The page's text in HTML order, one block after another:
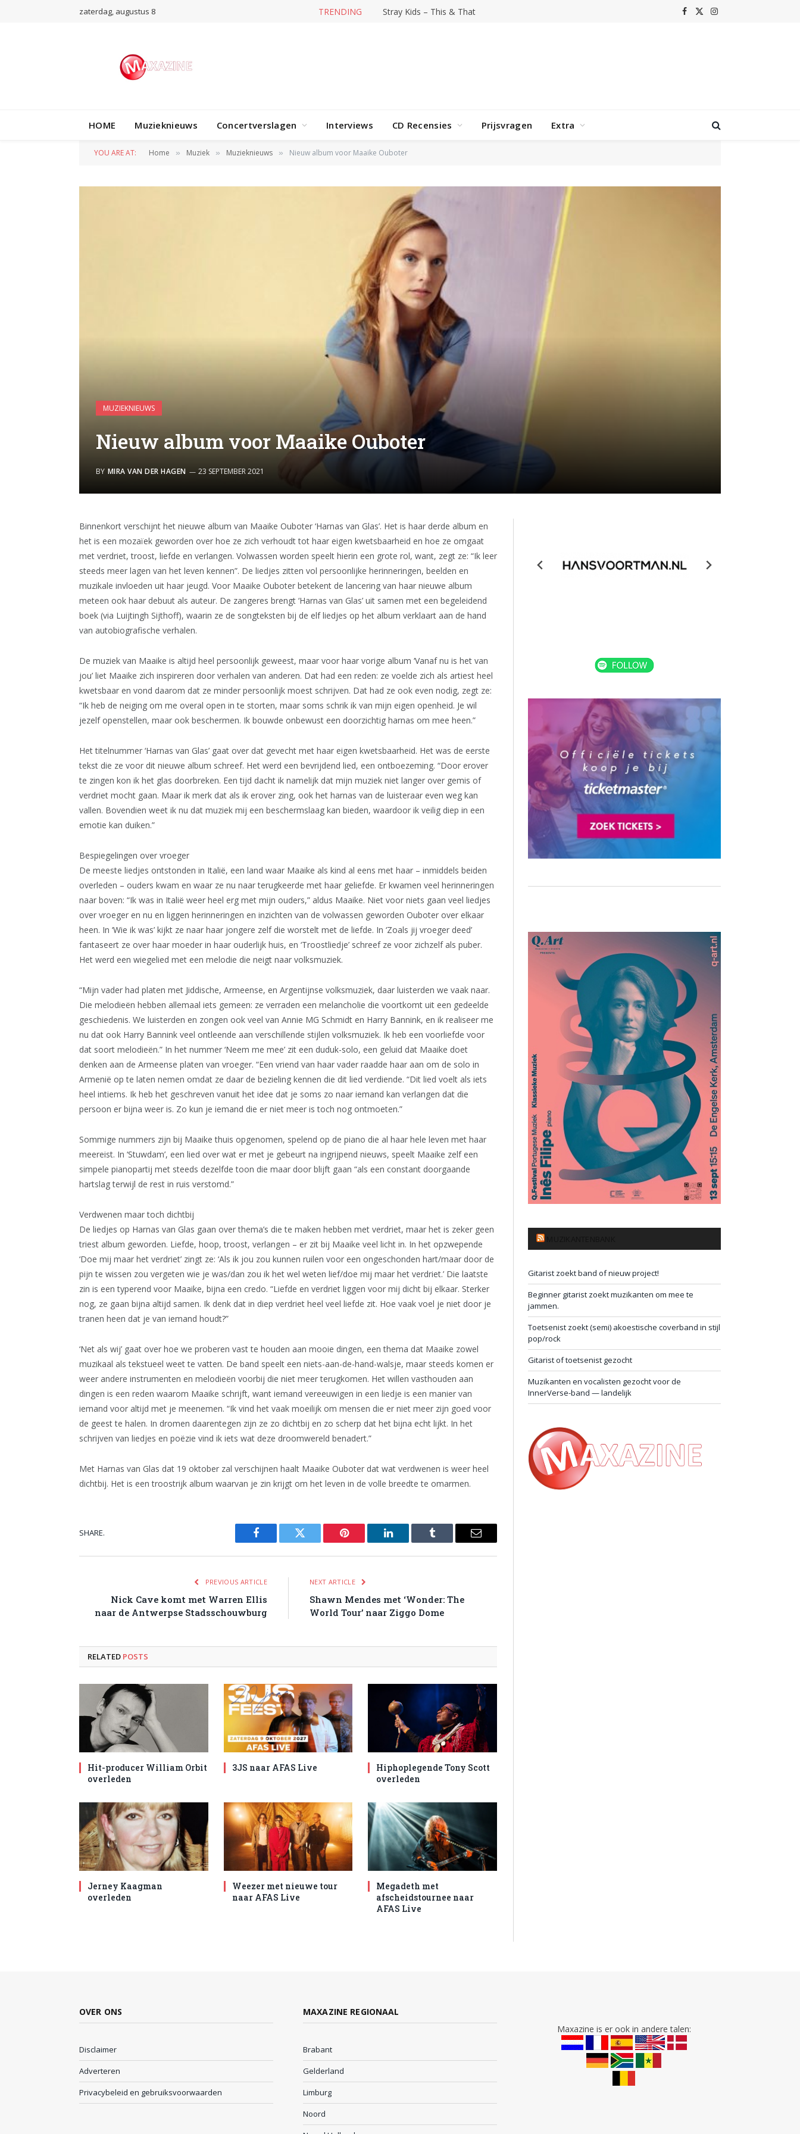
zaterdag, augustus 8 TRENDING Stray Kids – This & That Facebook
X
Instagram
HOME Muzieknieuws Concertverslagen Interviews CD Recensies Prijsvragen Extra
YOU ARE AT: Home » Muziek » Muzieknieuws » Nieuw album voor Maaike Ouboter
MUZIEKNIEUWS
Nieuw album voor Maaike Ouboter
BY MIRA VAN DER HAGEN 23 SEPTEMBER 2021
Binnenkort verschijnt het nieuwe album van Maaike Ouboter ‘Harnas van Glas’. Het is haar derde album en
het is een mozaïek geworden over hoe ze zich verhoudt tot haar eigen kwetsbaarheid en hoe ze omgaat
met verdriet, troost, liefde en verlangen. Volwassen worden speelt hierin een grote rol, want, zegt ze: “Ik leer
steeds meer lagen van het leven kennen”. De liedjes zitten vol persoonlijke herinneringen, beelden en
muzikale invloeden uit haar jeugd. Voor Maaike Ouboter betekent de lancering van haar nieuwe album
meteen ook haar debuut als auteur. De zangeres brengt ‘Harnas van Glas’ uit samen met een begeleidend
boek (via Luijtingh Sijthoff), waarin ze de songteksten bij de elf liedjes op het album verklaart aan de hand
van autobiografische verhalen.
De muziek van Maaike is altijd heel persoonlijk geweest, maar voor haar vorige album ‘Vanaf nu is het van
jou’ liet Maaike zich inspireren door verhalen van anderen. Dat had een reden: ze voelde zich als artiest heel
kwetsbaar en vond daarom dat ze minder persoonlijk moest schrijven. Dat had ze ook even nodig, zegt ze:
“Ik heb de neiging om me overal open in te storten, maar soms schrik ik van mijn eigen openheid. Je wil
jezelf openstellen, maar ook beschermen. Ik bouwde onbewust een doorzichtig harnas om mee heen.”
Het titelnummer ‘Harnas van Glas’ gaat over dat gevecht met haar eigen kwetsbaarheid. Het was de eerste
tekst die ze voor dit nieuwe album schreef. Het werd een bevrijdend lied, een ontboezeming. “Door erover
te zingen kon ik het glas doorbreken. Een tijd dacht ik namelijk dat mijn muziek niet langer over gemis of
verdriet mocht gaan. Maar ik merk dat als ik erover zing, ook het harnas van de luisteraar even weg kan
vallen. Bovendien weet ik nu dat muziek mij een beschermslaag kan bieden, waardoor ik veilig diep in een
emotie kan duiken.”
Bespiegelingen over vroeger
De meeste liedjes ontstonden in Italië, een land waar Maaike als kind al eens met haar – inmiddels beiden
overleden – ouders kwam en waar ze nu naar terugkeerde met haar geliefde. Er kwamen veel herinneringen
naar boven: “Ik was in Italië weer heel erg met mijn ouders,” aldus Maaike. Niet voor niets gaan veel liedjes
over vroeger en nu en liggen herinneringen en inzichten van de volwassen geworden Ouboter over elkaar
heen. In ‘Wie ik was’ kijkt ze naar haar jongere zelf die worstelt met de liefde. In ‘Zoals jij vroeger deed’
fantaseert ze over haar moeder in haar ouderlijk huis, en ‘Troostliedje’ schreef ze voor zichzelf als puber.
Het werd een wiegelied met een melodie die neigt naar volksmuziek.
“Mijn vader had platen met Jiddische, Armeense, en Argentijnse volksmuziek, daar luisterden we vaak naar.
Die melodieën hebben allemaal iets gemeen: ze verraden een melancholie die voortkomt uit een gedeelde
geschiedenis. We luisterden en zongen ook veel van Annie MG Schmidt en Harry Bannink, en ik realiseer me
nu dat ook Harry Bannink veel ontleende aan verschillende stijlen volksmuziek. Ik heb een voorliefde voor
dat soort melodieën.” In het nummer ‘Neem me mee’ zit een duduk-solo, een geluid dat Maaike doet
denken aan de Armeense platen van vroeger. “Een vriend van haar vader raadde haar aan om de solo in
Armenië op te laten nemen omdat ze daar de bezieling kennen die dit lied verdiende. “Dit lied voelt als iets
heel intiems. Ik heb het geschreven vanuit het idee dat je soms zo naar iemand kan verlangen dat die
persoon er bijna weer is. Zo kun je iemand die er niet meer is toch nog ontmoeten.”
Sommige nummers zijn bij Maaike thuis opgenomen, spelend op de piano die al haar hele leven met haar
meereist. In ‘Stuwdam’, een lied over wat er met je gebeurt na ingrijpend nieuws, speelt Maaike zelf een
simpele pianopartij met steeds dezelfde toon die maar door blijft gaan “als een constant doorgaande
hartslag terwijl de rest in ruis verstomd.”
Verdwenen maar toch dichtbij
De liedjes op Harnas van Glas gaan over thema’s die te maken hebben met verdriet, maar het is zeker geen
triest album geworden. Liefde, hoop, troost, verlangen – er zit bij Maaike veel licht in. In het opzwepende
‘Doe mij maar het verdriet’ zingt ze: ‘Als ik jou zou kunnen ruilen voor een ongeschonden hart/maar door de
pijn te wissen zou vergeten wie je was/dan zou ik het wel weten lief/doe mij maar het verdriet.’ Die laatste
zin is een typerend voor Maaike, bijna een credo. “Liefde en verdriet liggen voor mij dicht bij elkaar. Sterker
nog, ze gaan bijna altijd samen. Ik denk dat in diep verdriet heel veel liefde zit. Hoe vaak voel je niet door je
tranen heen dat je van iemand houdt?”
‘Net als wij’ gaat over hoe we proberen vast te houden aan mooie dingen, een thema dat Maaike zowel
muzikaal als tekstueel weet te vatten. De band speelt een niets-aan-de-hand-walsje, maar steeds komen er
weer andere instrumenten en melodieën voorbij die niet meer terugkomen. Het willen vasthouden aan
dingen is een reden waarom Maaike schrijft, want iemand vereeuwigen in een liedje is een manier van
iemand voor altijd met je meenemen. “Ik vind het vaak moeilijk om mensen die er niet meer zijn goed voor
de geest te halen. In dromen daarentegen zijn ze zo dichtbij en zo scherp dat het bijna echt lijkt. In het
schrijven van liedjes en poëzie vind ik iets wat deze droomwereld benadert.”
Met Harnas van Glas dat 19 oktober zal verschijnen haalt Maaike Ouboter dat wat verdwenen is weer heel
dichtbij. Het is een troostrijk album waarvan je zin krijgt om het leven in de volle breedte te omarmen.
SHARE.
Facebook Twitter Pinterest LinkedIn Tumblr Email
PREVIOUS ARTICLE
Nick Cave komt met Warren Ellis
naar de Antwerpse Stadsschouwburg
NEXT ARTICLE
Shawn Mendes met ‘Wonder: The
World Tour’ naar Ziggo Dome
RELATED POSTS
Hit-producer William Orbit
overleden
3JS naar AFAS Live
Hiphoplegende Tony Scott
overleden
Jerney Kaagman
overleden
Weezer met nieuwe tour
naar AFAS Live
Megadeth met
afscheidstournee naar
AFAS Live
Gitarist zoekt band of nieuw project!
Beginner gitarist zoekt muzikanten om mee te
jammen.
Toetsenist zoekt (semi) akoestische coverband in stijl
pop/rock
Gitarist of toetsenist gezocht
Muzikanten en vocalisten gezocht voor de
InnerVerse-band — landelijk
OVER ONS
Disclaimer
Adverteren
Privacybeleid en gebruiksvoorwaarden
MAXAZINE REGIONAAL
Brabant
Gelderland
Limburg
Noord
Maxazine is er ook in andere talen: